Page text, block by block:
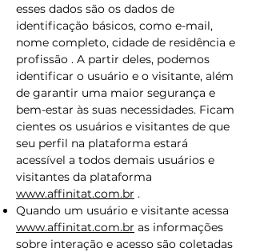
esses dados são os dados de
identificação básicos, como e-mail,
nome completo, cidade de residência e
profissão . A partir deles, podemos
identificar o usuário e o visitante, além
de garantir uma maior segurança e
bem-estar às suas necessidades. Ficam
cientes os usuários e visitantes de que
seu perfil na plataforma estará
acessível a todos demais usuários e
visitantes da plataforma
www.affinitat.com.br .
Quando um usuário e visitante acessa
www.affinitat.com.br as informações
sobre interação e acesso são coletadas